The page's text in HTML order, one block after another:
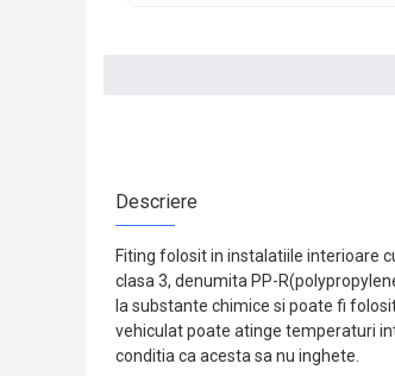
Descriere
Fiting folosit in instalatiile interioare
clasa 3, denumita PP-
la substante chimice si poate fi
vehiculat poate atinge temperaturi
conditia ca acesta sa nu inghete.